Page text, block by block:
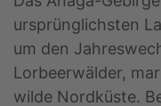
ursprünglichsten
um den
Lorbeerwälder,
wilde Nordküste.